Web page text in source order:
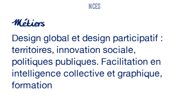
NCES
Métiers
Design global et design participatif :
territoires, innovation sociale,
politiques publiques. Facilitation en
intelligence collective et graphique,
formation